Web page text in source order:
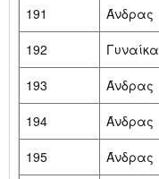
191
Άνδρας
192
Γυναίκα
193
Άνδρας
194
Άνδρας
195
Άνδρας